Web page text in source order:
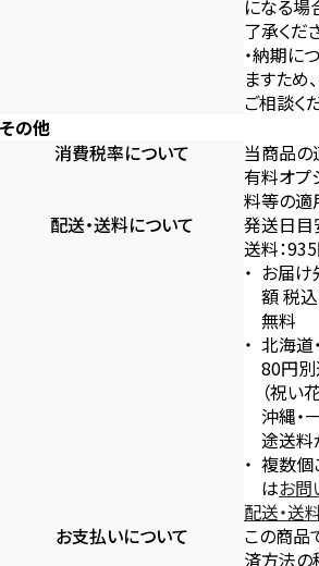
になる場
了承くだ
・納期に
ますため
ご相談く
その他
消費税率について
当商品の
有料オプ
料等の適
配送・送料について
発送日目
送料：935
お届け
額 税
無料
北海道
80円
（祝い
沖縄・
途送料
複数個
はお問
配送・送
お支払いについて
この商品
済方法の